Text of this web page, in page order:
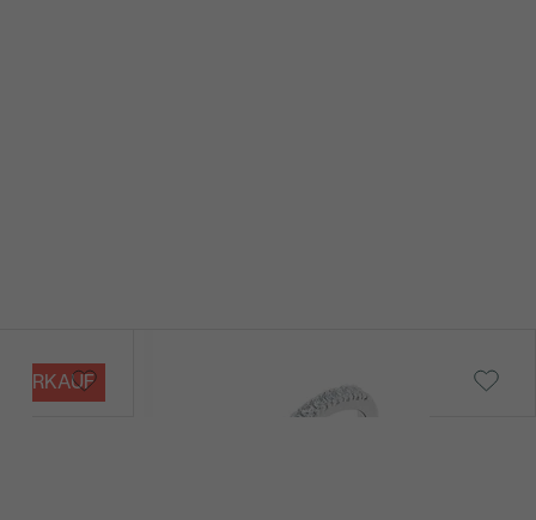
VERKAUF